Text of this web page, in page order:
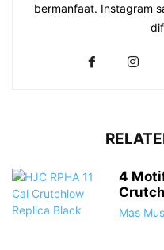
bermanfaat. Instagram
4
Mas